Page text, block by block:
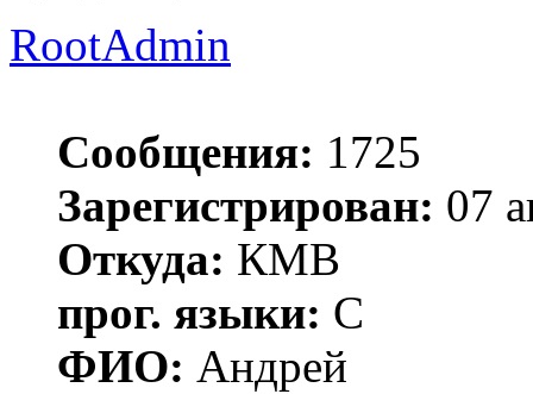
RootAdmin
Сообщения: 1725
Зарегистрирован: 07
Откуда: КМВ
прог. языки: C
ФИО: Андрей